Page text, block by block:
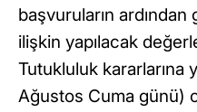
başvuruların
ilişkin yapılacak
Tutukluluk kararlarına
Ağustos Cuma günü)